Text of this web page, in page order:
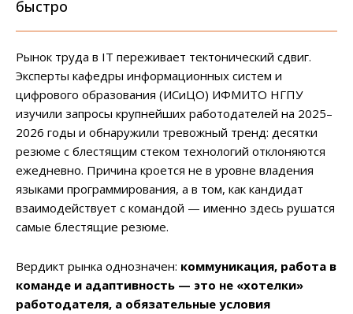
быстро
Рынок труда в IT переживает тектонический сдвиг.
Эксперты кафедры информационных систем и
цифрового образования (ИСиЦО) ИФМИТО НГПУ
изучили запросы крупнейших работодателей на 2025–
2026 годы и обнаружили тревожный тренд: десятки
резюме с блестящим стеком технологий отклоняются
ежедневно. Причина кроется не в уровне владения
языками программирования, а в том, как кандидат
взаимодействует с командой — именно здесь рушатся
самые блестящие резюме.
Вердикт рынка однозначен: коммуникация, работа в
команде и адаптивность — это не «хотелки»
работодателя, а обязательные условия